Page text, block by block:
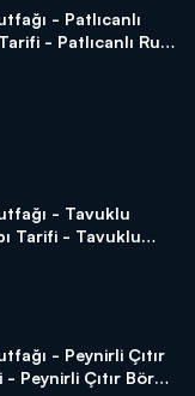
- Patlıcanlı
- Patlıcanlı Rulo
- Tavuklu
Tarifi - Tavuklu
- Peynirli Çıtır
Peynirli Çıtır Börek